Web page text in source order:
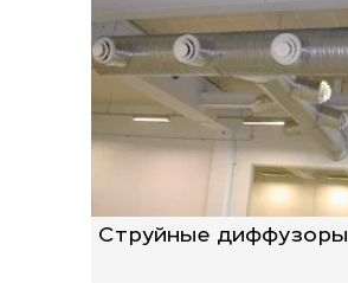
Струйные диффузоры